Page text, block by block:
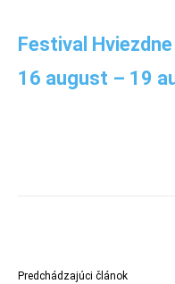
Festival
16 august – 19
Predchádzajúci článok